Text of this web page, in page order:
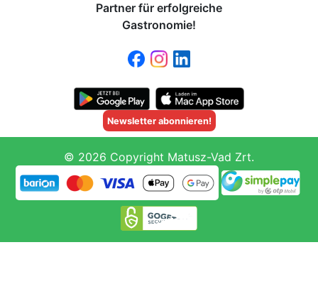
Partner für erfolgreiche
Gastronomie!
Newsletter abonnieren!
© 2026 Copyright Matusz-Vad Zrt.